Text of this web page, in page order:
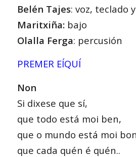
Belén Tajes: voz, teclado
Maritxiña: bajo
Olalla Ferga: percusión
PREMER EÍQUÍ
Non
Si dixese que sí,
que todo está moi ben,
que o mundo está moi
que cada quén é quén..